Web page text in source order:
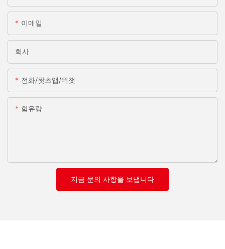
이메일
회사
전화/왓츠앱/위챗
함유량
지금 문의 사항을 보냅니다